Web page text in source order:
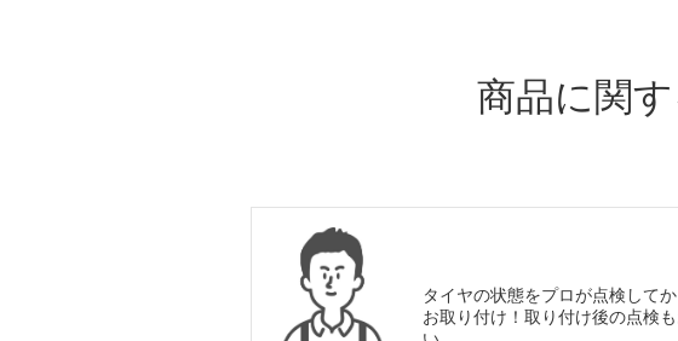
商品に関
タイヤの状態をプロが点検して
お取り付け！取り付け後の点検